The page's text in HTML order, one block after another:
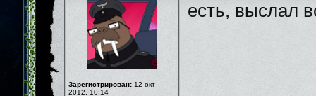
Зарегистрирован: 12 окт
2012, 10:14
есть, выслал